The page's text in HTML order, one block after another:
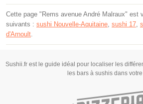
Cette page "Rems avenue André Malraux" est
suivants : sushi Nouvelle-Aquitaine sushi 17
d'Arnoult
Sushii.fr est le guide idéal pour localiser les
les bars à sushis dans